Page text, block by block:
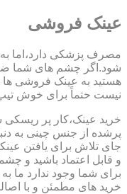
عینک فروشی
مصرف پزشکی دارد،اما به
شود.اگر چشم های شما
هستید به عینک فروشی ها
نیست حتماً برای خوش
خرید عینک،کار پر ریسکی
پرشده از جنس چینی به
جای تلاش برای یافتن
و قابل اعتماد باشید و
برای شما وجود ندارد ما
خرید های مطمئن و با